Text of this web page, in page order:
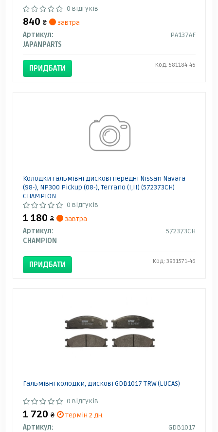
0 відгуків
840 ₴
завтра
Артикул:
PA137AF
JAPANPARTS
ПРИДБАТИ Код: 581184-46
Колодки гальмівні дискові передні Nissan Navara
(98-), NP300 Pickup (08-), Terrano (I,II) (572373CH)
CHAMPION
0 відгуків
1 180 ₴
завтра
Артикул:
572373CH
CHAMPION
ПРИДБАТИ Код: 3931571-46
Гальмівні колодки, дискові GDB1017 TRW (LUCAS)
0 відгуків
1 720 ₴
термін 2 дн.
Артикул:
GDB1017